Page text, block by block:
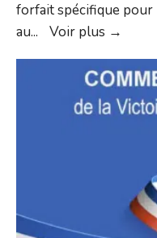
forfait spécifique pour
au... Voir plus →
et
seule